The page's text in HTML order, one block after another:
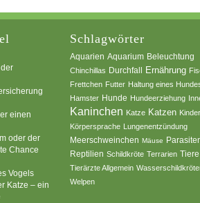
einen
oder der
Chance
Vogels
Katze – ein
Schlagwörter
Aquarien Aquarium Beleuchtung
Chinchillas Durchfall Ernährung
Frettchen Futter Haltung eines
Hamster Hunde Hundeerziehung
Kaninchen Katze Katzen
Körpersprache
Lungenentzündung
Meerschweinchen Mäuse
Reptilien Schildkröte Terrarien Tiere
Tierärzte Allgemein
Welpen